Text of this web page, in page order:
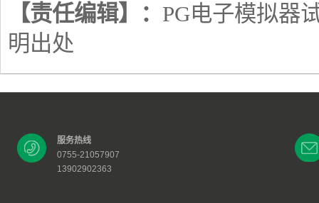
【责任编辑】： PG电子模拟器
明出处
服务热线
0755-21057907
13902902363